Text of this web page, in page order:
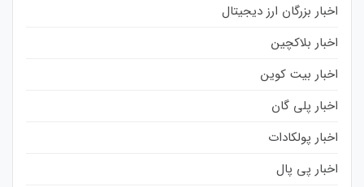
اخبار بزرگان ارز دیجیتال
اخبار بلاکچین
اخبار بیت کوین
اخبار پلی گان
اخبار پولکادات
اخبار پی پال